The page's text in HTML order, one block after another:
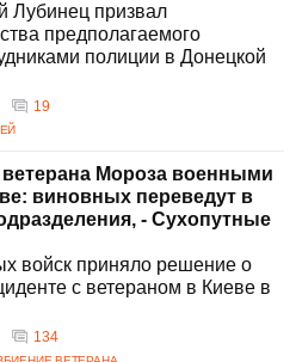
Лубинец призвал
предполагаемого
полиции в Донецкой
19
ветерана Мороза военными
виновных переведут в
- Сухопутные
войск приняло решение о
с ветераном в Киеве в
134